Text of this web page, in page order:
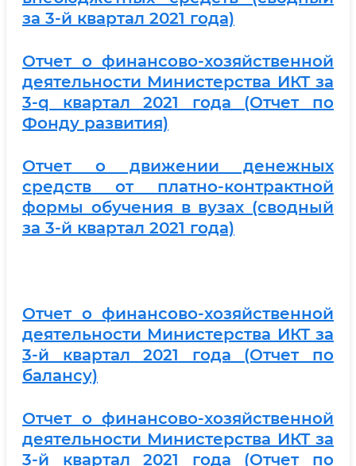
за 3-й квартал 2021 года)
Отчет о финансово-хозяйственной
деятельности Министерства ИКТ за
3-q квартал 2021 года (Отчет по
Фонду развития)
Отчет о движении денежных
средств от платно-контрактной
формы обучения в вузах (сводный
за 3-й квартал 2021 года)
Отчет о финансово-хозяйственной
деятельности Министерства ИКТ за
3-й квартал 2021 года (Отчет по
балансу)
Отчет о финансово-хозяйственной
деятельности Министерства ИКТ за
3-й квартал 2021 года (Отчет по